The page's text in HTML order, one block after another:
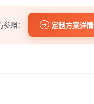
照： 定制方案详情